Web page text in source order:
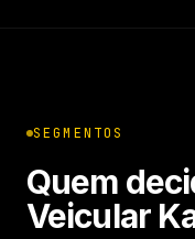
SEGMENTOS
Quem
Veicular